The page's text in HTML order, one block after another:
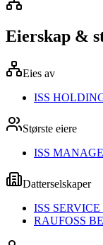
Eierskap &
Eies av
ISS
Største eiere
ISS
Datterselskaper
ISS
RAUFOSS